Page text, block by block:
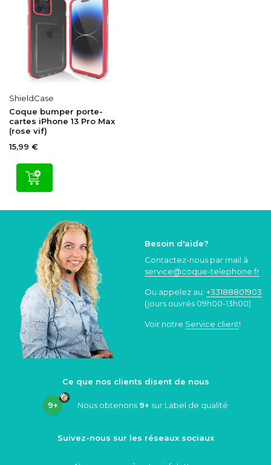
ShieldCase
Coque bumper porte-
cartes iPhone 13 Pro Max
(rose vif)
15,99 €
Besoin d'aide?
Contactez-nous par mail à
service@coque-telephone.fr
Ou appelez au: +33188801903
(jours ouvrés 09h00-13h00)
Voir notre Service client!
Ce que nos clients disent de nous
9+ Nous obtenons 9+ sur Label de qualité
Suivez-nous sur les réseaux sociaux